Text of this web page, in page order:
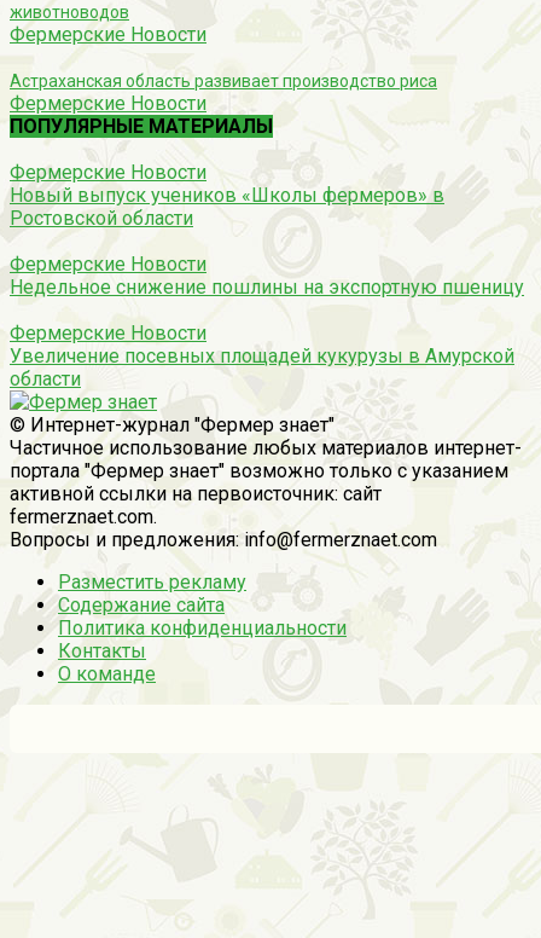
животноводов
Фермерские Новости
Астраханская область развивает производство риса
Фермерские Новости
ПОПУЛЯРНЫЕ МАТЕРИАЛЫ
Фермерские Новости
Новый выпуск учеников «Школы фермеров» в
Ростовской области
Фермерские Новости
Недельное снижение пошлины на экспортную пшеницу
Фермерские Новости
Увеличение посевных площадей кукурузы в Амурской
области
© Интернет-журнал "Фермер знает"
Частичное использование любых материалов интернет-
портала "Фермер знает" возможно только с указанием
активной ссылки на первоисточник: сайт
fermerznaet.com.
Вопросы и предложения: info@fermerznaet.com
Разместить рекламу
Содержание сайта
Политика конфиденциальности
Контакты
О команде